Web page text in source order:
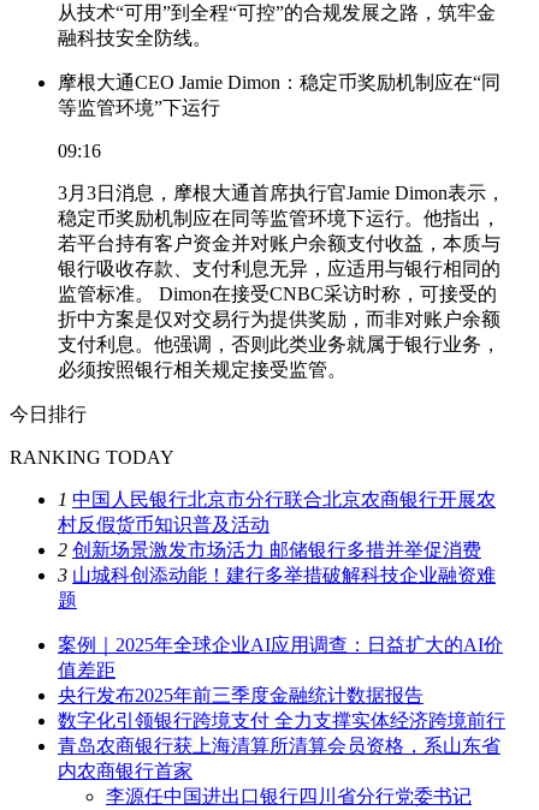
从技术“可用”到全程“可控”的合规发展之路，筑牢金
融科技安全防线。
摩根大通CEO Jamie Dimon：稳定币奖励机制应在“同
等监管环境”下运行
09:16
3月3日消息，摩根大通首席执行官Jamie Dimon表示，
稳定币奖励机制应在同等监管环境下运行。他指出，
若平台持有客户资金并对账户余额支付收益，本质与
银行吸收存款、支付利息无异，应适用与银行相同的
监管标准。 Dimon在接受CNBC采访时称，可接受的
折中方案是仅对交易行为提供奖励，而非对账户余额
支付利息。他强调，否则此类业务就属于银行业务，
必须按照银行相关规定接受监管。
今日排行
RANKING TODAY
1 中国人民银行北京市分行联合北京农商银行开展农
村反假货币知识普及活动
2 创新场景激发市场活力 邮储银行多措并举促消费
3 山城科创添动能！建行多举措破解科技企业融资难
题
案例｜2025年全球企业AI应用调查：日益扩大的AI价
值差距
央行发布2025年前三季度金融统计数据报告
数字化引领银行跨境支付 全力支撑实体经济跨境前行
青岛农商银行获上海清算所清算会员资格，系山东省
内农商银行首家
李源任中国进出口银行四川省分行党委书记